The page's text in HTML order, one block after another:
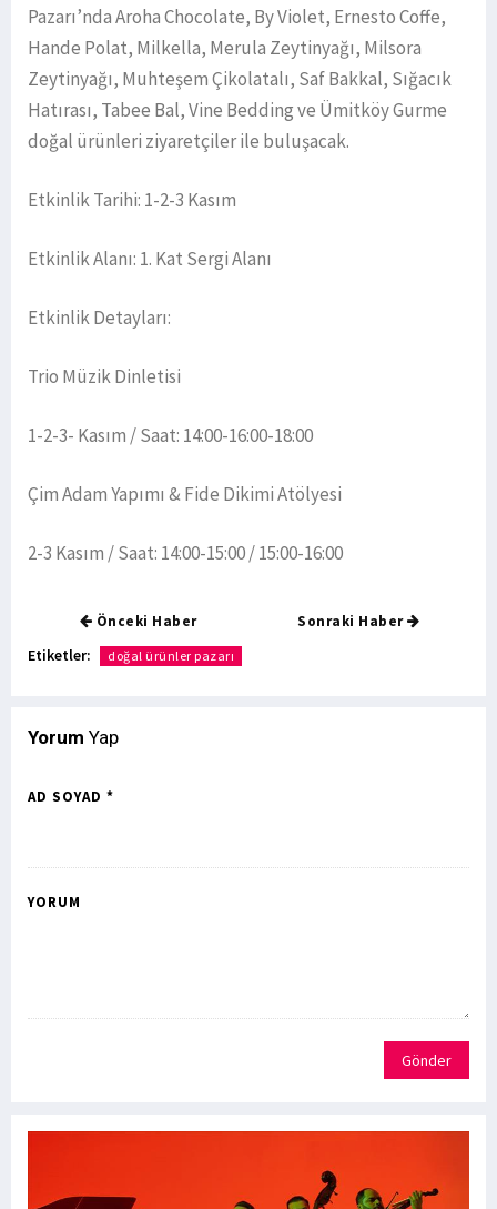
Pazarı’nda Aroha Chocolate, By Violet, Ernesto Coffe,
Hande Polat, Milkella, Merula Zeytinyağı, Milsora
Zeytinyağı, Muhteşem Çikolatalı, Saf Bakkal, Sığacık
Hatırası, Tabee Bal, Vine Bedding ve Ümitköy Gurme
doğal ürünleri ziyaretçiler ile buluşacak.
Etkinlik Tarihi: 1-2-3 Kasım
Etkinlik Alanı: 1. Kat Sergi Alanı
Etkinlik Detayları:
Trio Müzik Dinletisi
1-2-3- Kasım / Saat: 14:00-16:00-18:00
Çim Adam Yapımı & Fide Dikimi Atölyesi
2-3 Kasım / Saat: 14:00-15:00 / 15:00-16:00
Önceki Haber Sonraki Haber
Etiketler: doğal ürünler pazarı
Yorum Yap
AD SOYAD *
YORUM
Gönder